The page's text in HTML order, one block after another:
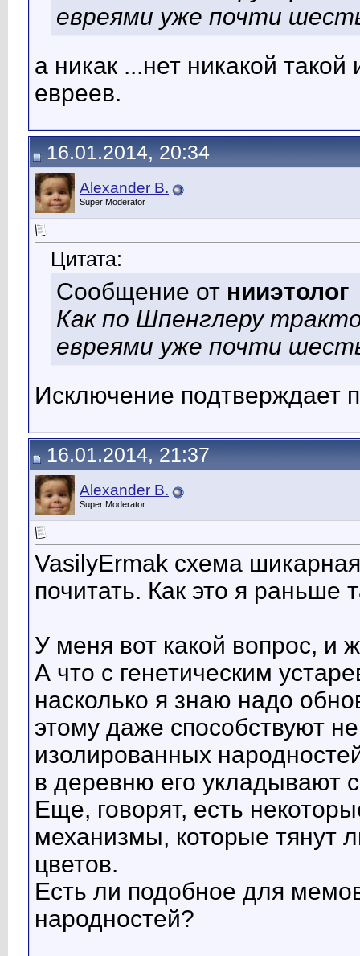
евреями уже почти
а никак ...нет никакой такой
евреев.
16.01.2014, 20:34
Alexander B.
Super Moderator
Цитата:
Сообщение от нииэтолог
Как по Шпенглеру
евреями уже почти
Исключение подтверждает
16.01.2014, 21:37
Alexander B.
Super Moderator
VasilyErmak схема
почитать. Как это я раньше
У меня вот какой вопрос, и
А что с генетическим
насколько я знаю надо
этому даже способствуют
изолированных
в деревню его
Еще, говорят, есть
механизмы, которые тянут
цветов.
Есть ли подобное для
народностей?